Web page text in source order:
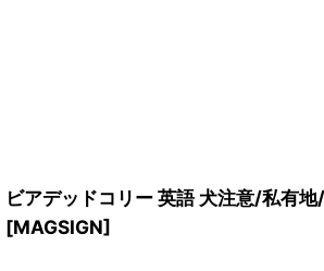
ビアデッドコリー 英語 犬注意/私有
[MAGSIGN]